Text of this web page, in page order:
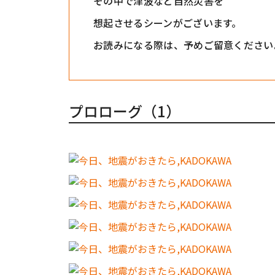
想起させるシーンがございます。
お読みになる際は、予めご留意くださ
プロローグ（1）